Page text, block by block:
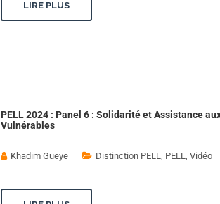
LIRE PLUS
PELL 2024 : Panel 6 : Solidarité et Assistance
Vulnérables
Khadim Gueye Distinction PELL, PELL, Vidéo